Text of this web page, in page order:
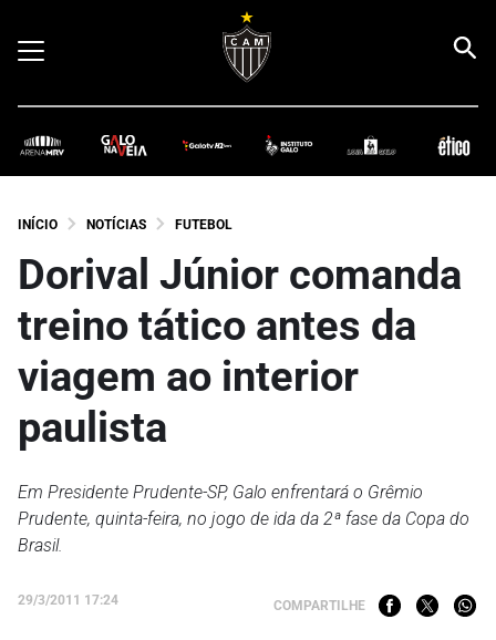
INÍCIO NOTÍCIAS FUTEBOL
Dorival Júnior comanda
treino tático antes da
viagem ao interior
paulista
Em Presidente Prudente-SP, Galo enfrentará o Grêmio
Prudente, quinta-feira, no jogo de ida da 2ª fase da Copa do
Brasil.
29/3/2011 17:24 COMPARTILHE